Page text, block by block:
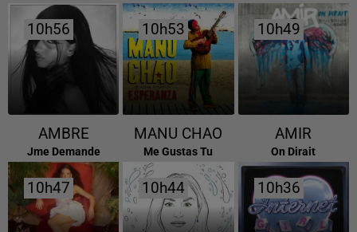
10h56
10h56
AMBRE
Jme Demande
10h53
10h53
MANU CHAO
Me Gustas Tu
10h49
10h49
AMIR
On Dirait
10h47
10h47 10h44
10h44 10h36
10h36